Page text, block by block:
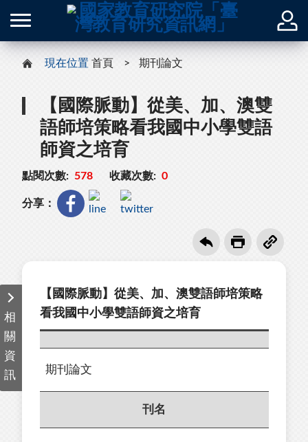
現在位置 首頁 期刊論文
【國際脈動】從美、加、澳雙
語師培策略看我國中小學雙語
師資之培育
點閱次數: 578 收藏次數: 0
分享：
相
關
資
訊
【國際脈動】從美、加、澳雙語師培策略
看我國中小學雙語師資之培育
期刊論文
刊名